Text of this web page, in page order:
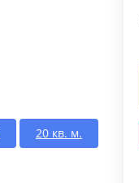
20 кв. м.